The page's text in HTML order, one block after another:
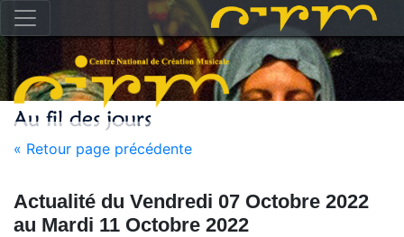
« Retour page précédente
Actualité du Vendredi 07 Octobre 2022
au Mardi 11 Octobre 2022